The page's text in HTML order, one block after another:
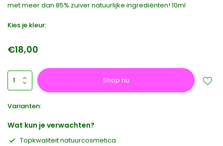
met meer dan 85% zuiver natuurlijke ingrediënten! 10ml
Kies je kleur:
€18,00
Shop nu
Varianten:
Wat kun je verwachten?
Topkwaliteit natuurcosmetica